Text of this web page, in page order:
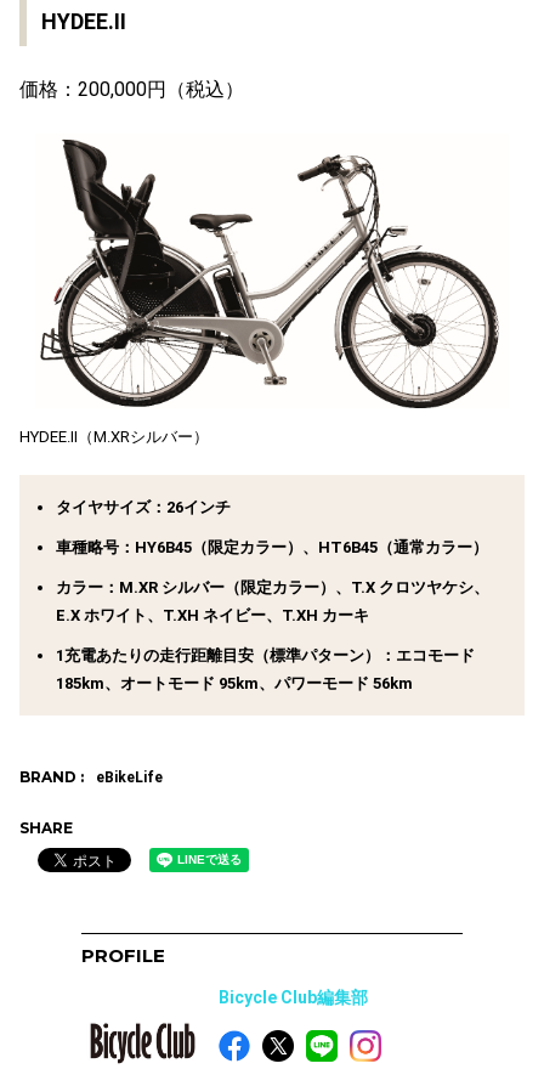
HYDEE.II
価格：200,000円（税込）
HYDEE.Ⅱ（M.XRシルバー）
タイヤサイズ：26インチ
車種略号：HY6B45（限定カラー）、HT6B45（通常カラー）
カラー：M.XR シルバー（限定カラー）、T.X クロツヤケシ、
E.X ホワイト、T.XH ネイビー、T.XH カーキ
1充電あたりの走行距離目安（標準パターン）：エコモード
185km、オートモード 95km、パワーモード 56km
BRAND : eBikeLife
SHARE
PROFILE
Bicycle Club編集部